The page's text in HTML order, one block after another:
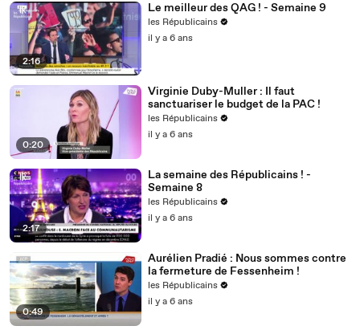
2:16
Le meilleur des QAG ! - Semaine 9
les Républicains
il y a 6 ans
0:20
Virginie Duby-Muller : Il faut
sanctuariser le budget de la PAC !
les Républicains
il y a 6 ans
2:17
La semaine des Républicains ! -
Semaine 8
les Républicains
il y a 6 ans
0:49
Aurélien Pradié : Nous sommes contre
la fermeture de Fessenheim !
les Républicains
il y a 6 ans